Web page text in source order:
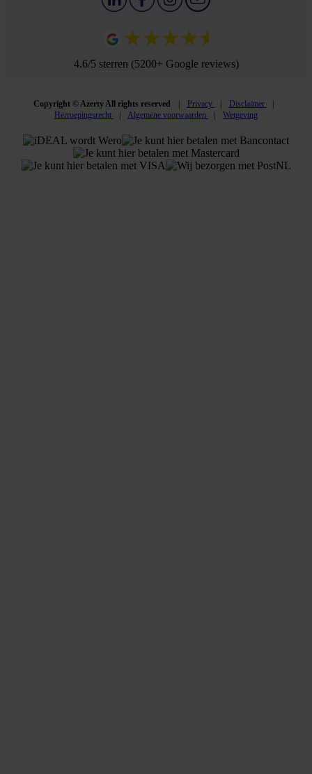
4.6/5 sterren (5200+ Google reviews)
Copyright © Azerty All rights reserved Privacy
Disclaimer
Herroepingsrecht
Algemene voorwaarden Wetgeving